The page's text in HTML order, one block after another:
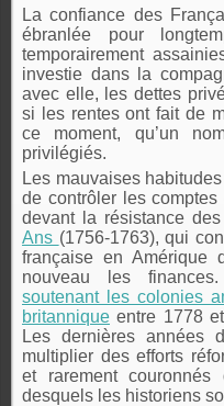
La confiance des
ébranlée pour
temporairement
investie dans la
avec elle, les dettes
si les rentes ont fait de
ce moment, qu’un
privilégiés.
Les mauvaises
de contrôler les
devant la résistance
Ans (1756-1763), qui
française en Amérique
nouveau les
soutenant les colonies
britannique entre 1778
Les dernières années
multiplier des efforts
et rarement
desquels les historiens